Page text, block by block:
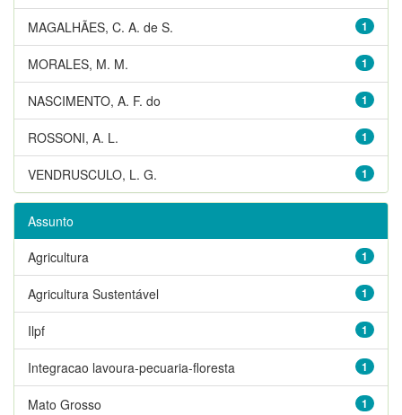
1
MAGALHÃES, C. A. de S.
1
MORALES, M. M.
1
NASCIMENTO, A. F. do
1
ROSSONI, A. L.
1
VENDRUSCULO, L. G.
Assunto
1
Agricultura
1
Agricultura Sustentável
1
Ilpf
1
Integracao lavoura-pecuaria-floresta
1
Mato Grosso